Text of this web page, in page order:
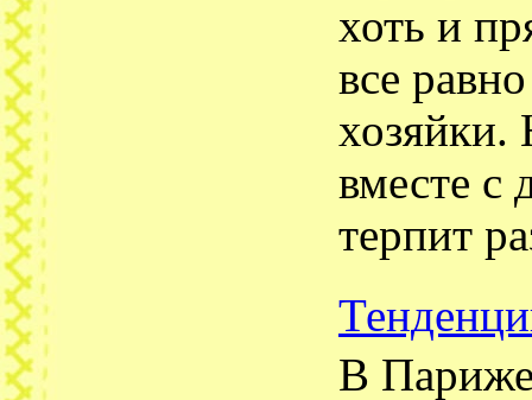
хоть и
все
хозяйки.
вместе с
терпит
В